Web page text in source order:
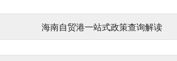
海南自贸港一站式政策查询解读